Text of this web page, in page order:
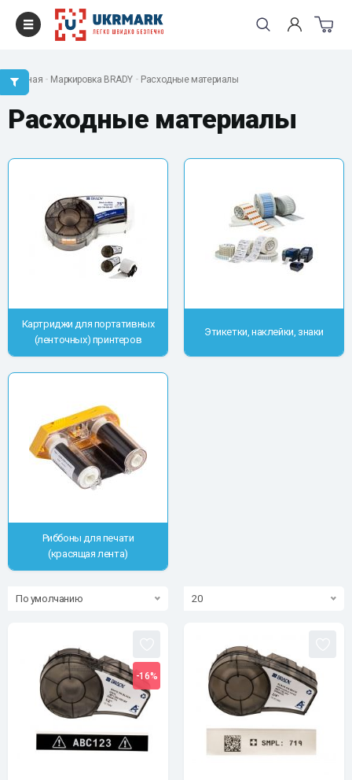
Главная Маркировка BRADY Расходные материалы
Расходные материалы
Картриджи для портативных
(ленточных) принтеров
Этикетки, наклейки, знаки
Риббоны для печати
(красящая лента)
По умолчанию 20
-16%